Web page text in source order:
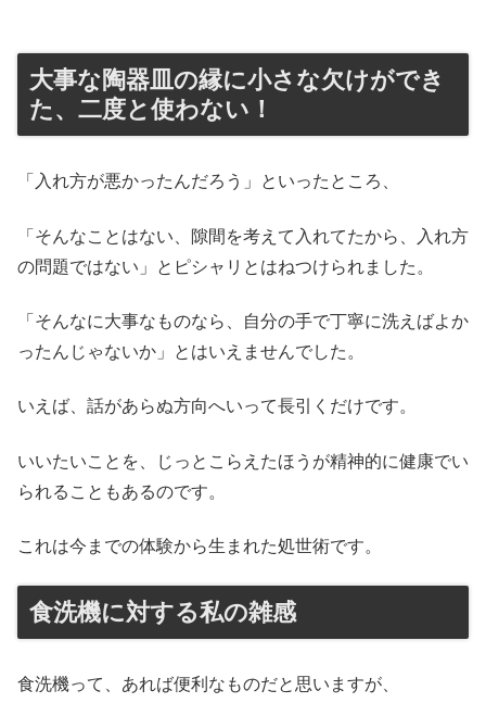
大事な陶器皿の縁に小さな欠けができ
た、二度と使わない！
「入れ方が悪かったんだろう」といったところ、
「そんなことはない、隙間を考えて入れてたから、入れ方
の問題ではない」とピシャリとはねつけられました。
「そんなに大事なものなら、自分の手で丁寧に洗えばよか
ったんじゃないか」とはいえませんでした。
いえば、話があらぬ方向へいって長引くだけです。
いいたいことを、じっとこらえたほうが精神的に健康でい
られることもあるのです。
これは今までの体験から生まれた処世術です。
食洗機に対する私の雑感
食洗機って、あれば便利なものだと思いますが、